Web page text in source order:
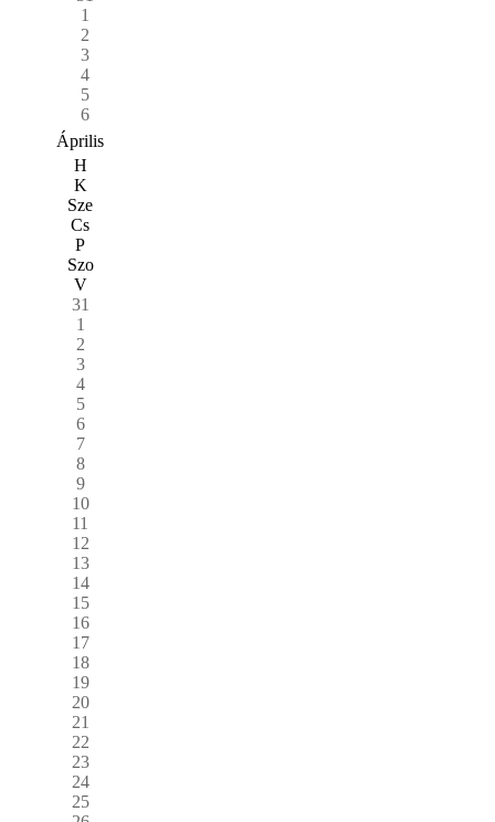
1
2
3
4
5
6
Április
H
K
Sze
Cs
P
Szo
V
31
1
2
3
4
5
6
7
8
9
10
11
12
13
14
15
16
17
18
19
20
21
22
23
24
25